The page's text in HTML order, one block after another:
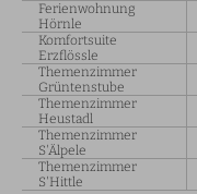
Ferienwohnung
Hörnle
Komfortsuite
Erzflössle
Themenzimmer
Grüntenstube
Themenzimmer
Heustadl
Themenzimmer
S'Älpele
Themenzimmer
S'Hittle